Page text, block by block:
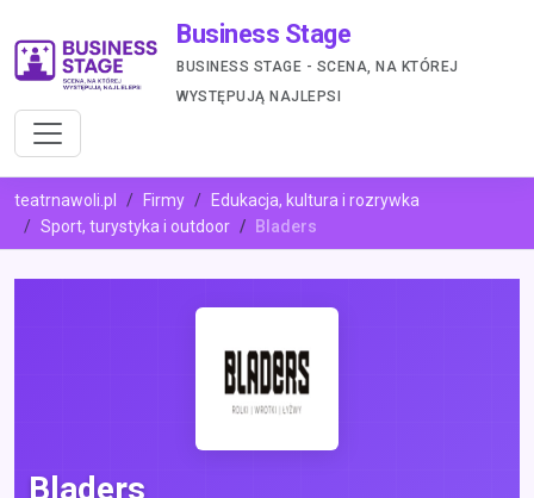
Business Stage
BUSINESS STAGE - SCENA, NA KTÓREJ
WYSTĘPUJĄ NAJLEPSI
teatrnawoli.pl Firmy
Edukacja, kultura i rozrywka
Sport, turystyka i outdoor
Bladers
Bladers